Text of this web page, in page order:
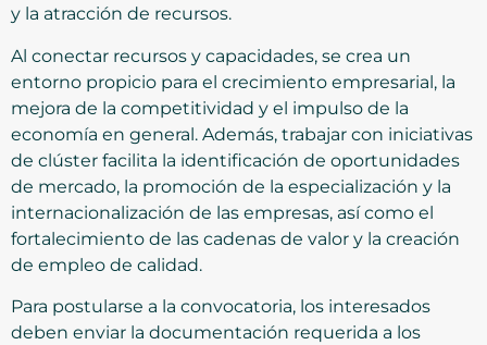
y la atracción de recursos.
Al conectar recursos y capacidades, se crea un
entorno propicio para el crecimiento empresarial, la
mejora de la competitividad y el impulso de la
economía en general. Además, trabajar con iniciativas
de clúster facilita la identificación de oportunidades
de mercado, la promoción de la especialización y la
internacionalización de las empresas, así como el
fortalecimiento de las cadenas de valor y la creación
de empleo de calidad.
Para postularse a la convocatoria, los interesados
deben enviar la documentación requerida a los